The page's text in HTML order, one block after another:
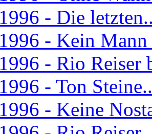
- Die
- Kein
- Rio Reiser
- Ton
- Keine